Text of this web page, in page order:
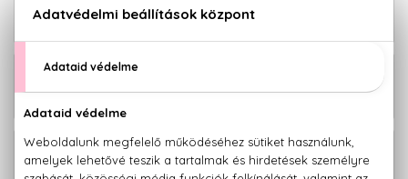
100+100+75 ml
50+150 ml
23.530 Ft
Boss Bottled Eau De Parfum Szett
50+150 ml
21.340 Ft